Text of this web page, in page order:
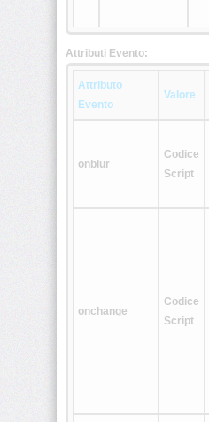
<samp>
<script>
<strong>
Attributi Evento:
Attributo
Evento
Valore
onblur
Codice
Script
onchange
Codice
Script